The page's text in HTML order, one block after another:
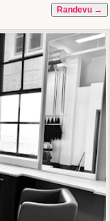
Randevu →